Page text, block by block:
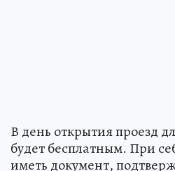
В день открытия проезд
будет бесплатным. При
иметь документ,